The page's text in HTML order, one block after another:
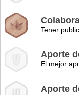
Tener
Aporte
El mejor
Aporte